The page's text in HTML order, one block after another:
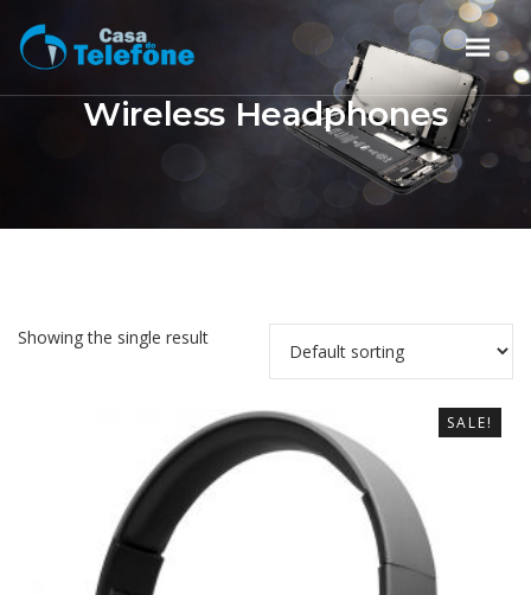
Wireless Headphones
Showing the single result
SALE!